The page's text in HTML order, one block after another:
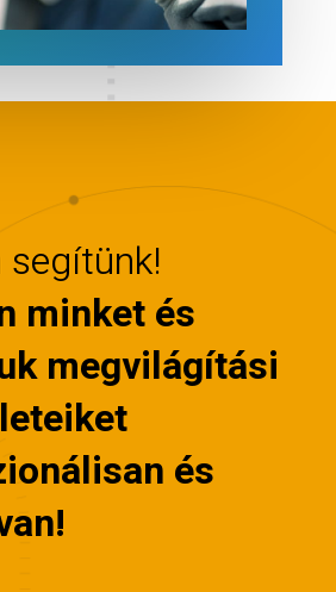
segítünk!
minket és
megvilágítási
és